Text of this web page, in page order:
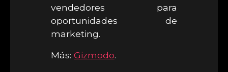
vendedores para
oportunidades de
marketing.
Más: Gizmodo.